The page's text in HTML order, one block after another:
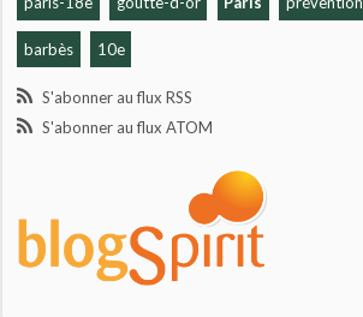
barbès 10e
S'abonner au flux RSS
S'abonner au flux ATOM